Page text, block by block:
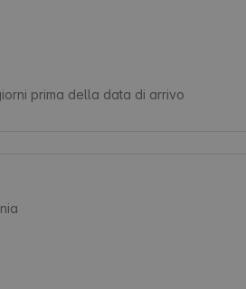
prima della data di arrivo